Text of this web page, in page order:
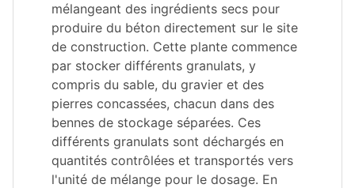
mélangeant des ingrédients secs pour
produire du béton directement sur le site
de construction. Cette plante commence
par stocker différents granulats, y
compris du sable, du gravier et des
pierres concassées, chacun dans des
bennes de stockage séparées. Ces
différents granulats sont déchargés en
quantités contrôlées et transportés vers
l'unité de mélange pour le dosage. En